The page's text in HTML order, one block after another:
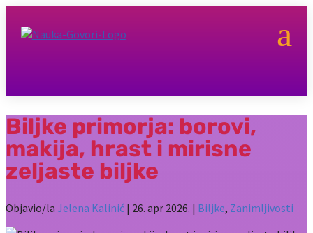
a
Biljke primorja: borovi,
makija, hrast i mirisne
zeljaste biljke
Objavio/la Jelena Kalinić | 26. apr 2026. | Biljke, Zanimljivosti